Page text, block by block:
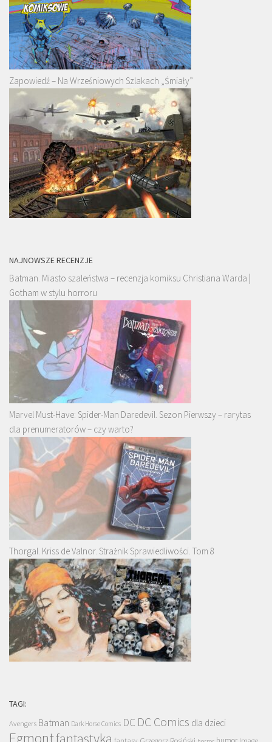
Zapowiedź – Na Wrześniowych Szlakach „Śmiały”
NAJNOWSZE RECENZJE
Batman. Miasto szaleństwa – recenzja komiksu Christiana Warda |
Gotham w stylu horroru
Marvel Must-Have: Spider-Man Daredevil. Sezon Pierwszy – rarytas
dla prenumeratorów – czy warto?
Thorgal. Kriss de Valnor. Strażnik Sprawiedliwości. Tom 8
TAGI:
Avengers Batman Dark Horse Comics DC DC Comics dla dzieci
Egmontfantastyka